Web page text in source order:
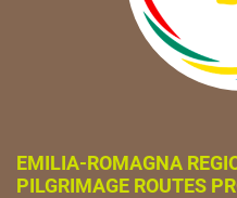
EMILIA-ROMAGNA
PILGRIMAGE ROUTES